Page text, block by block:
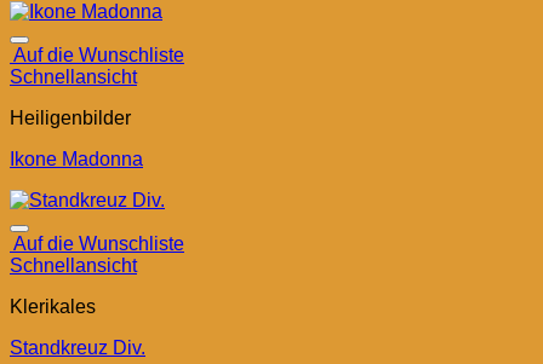
Auf die Wunschliste
Schnellansicht
Heiligenbilder
Ikone Madonna
Auf die Wunschliste
Schnellansicht
Klerikales
Standkreuz Div.